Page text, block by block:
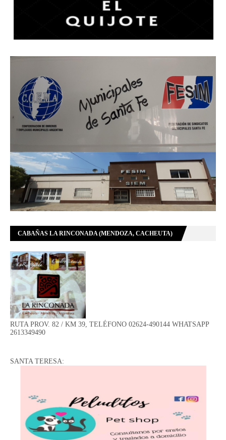
CABAÑAS LA RINCONADA (MENDOZA, CACHEUTA)
RUTA PROV. 82 / KM 39, TELÉFONO 02624-490144 WHATSAPP
2613349490
SANTA TERESA: